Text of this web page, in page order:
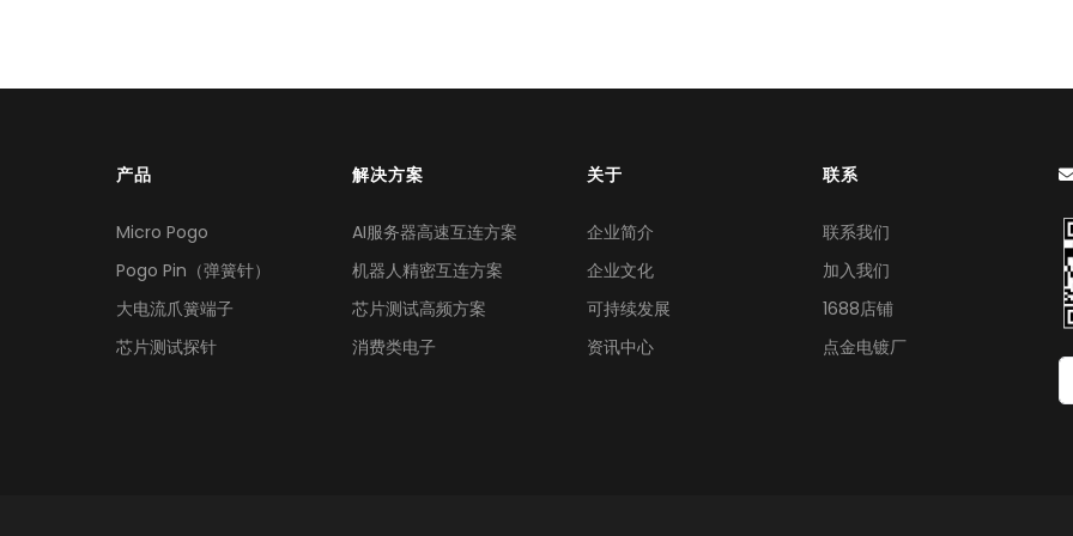
产品
Micro Pogo
Pogo Pin（弹簧针）
大电流爪簧端子
芯片测试探针
解决方案
AI服务器高速互连方案
机器人精密互连方案
芯片测试高频方案
消费类电子
关于
企业简介
企业文化
可持续发展
资讯中心
联系
联系我们
加入我们
1688店铺
点金电镀厂